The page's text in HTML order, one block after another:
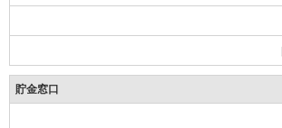
貯金窓口